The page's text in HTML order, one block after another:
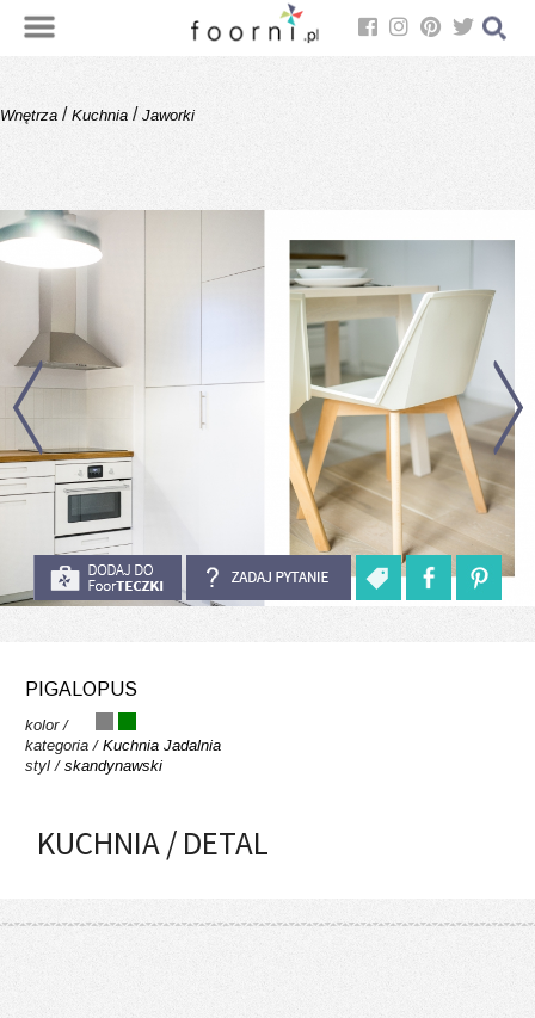
Wnętrza / Kuchnia / Jaworki
PIGALOPUS
kolor /
kategoria / Kuchnia Jadalnia
styl / skandynawski
KUCHNIA / DETAL